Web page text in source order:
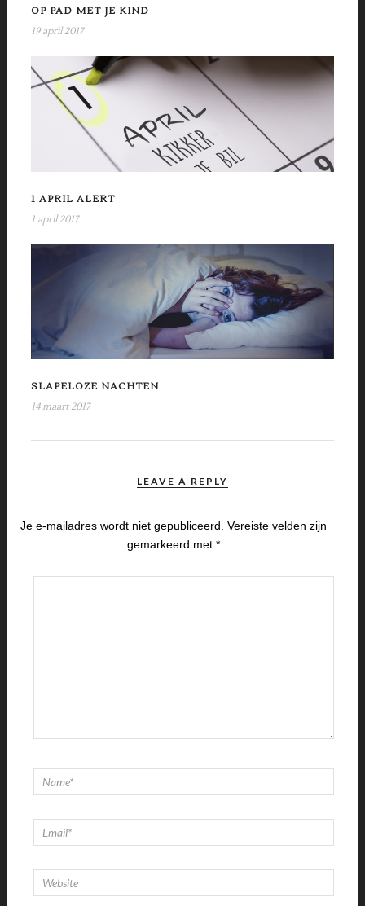
OP PAD MET JE KIND
19 april 2017
1 APRIL ALERT
1 april 2017
SLAPELOZE NACHTEN
14 maart 2017
LEAVE A REPLY
Je e-mailadres wordt niet gepubliceerd. Vereiste velden zijn
gemarkeerd met*